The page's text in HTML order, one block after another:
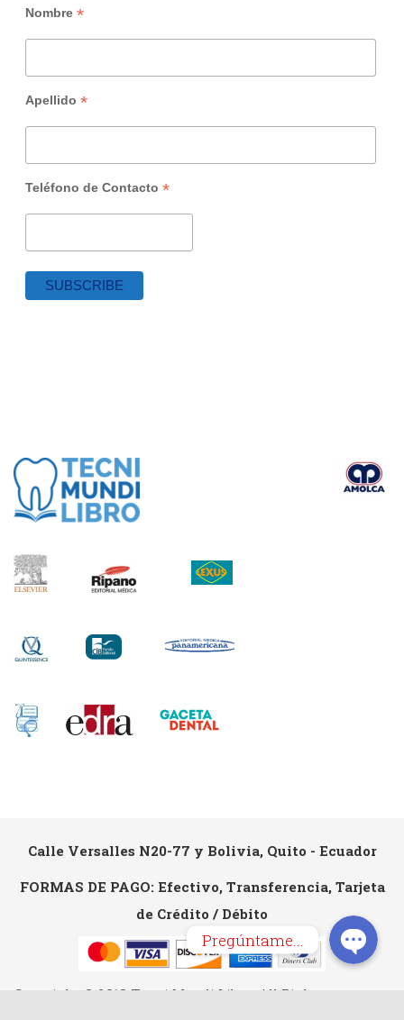
Nombre *
Apellido *
Teléfono de Contacto *
Calle Versalles N20-77 y Bolivia, Quito - Ecuador
FORMAS DE PAGO: Efectivo, Transferencia, Tarjeta
de Crédito / Débito
Copyright © 2018 Tecni Mundi Libro. All Rights
Pregúntame...